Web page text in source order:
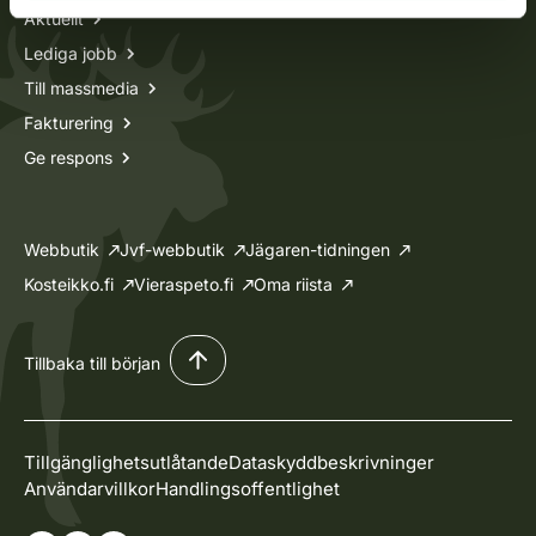
Aktuellt
Lediga jobb
Till massmedia
Fakturering
Ge respons
Webbutik Jvf-webbutik
Jägaren-tidningen
Kosteikko.fi
Vieraspeto.fi Oma riista
Tillbaka till början
TillgänglighetsutlåtandeDataskyddbeskrivninger
AnvändarvillkorHandlingsoffentlighet